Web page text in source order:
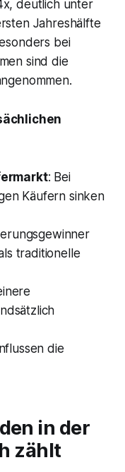
deutlich unter
Jahreshälfte
bei
sind die
: Bei
Käufern sinken
traditionelle
die
in der
zählt